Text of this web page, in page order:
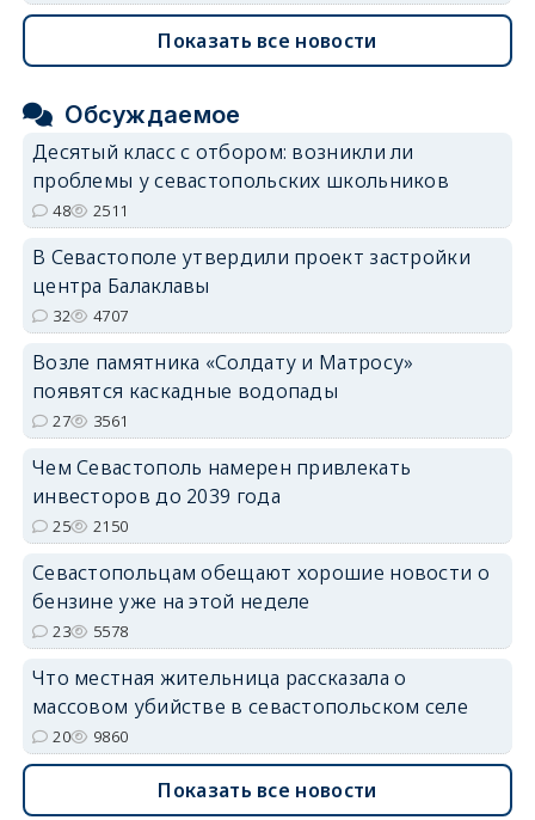
Показать все новости
Обсуждаемое
Десятый класс с отбором: возникли ли
проблемы у севастопольских школьников
48 2511
В Севастополе утвердили проект застройки
центра Балаклавы
32 4707
Возле памятника «Солдату и Матросу»
появятся каскадные водопады
27 3561
Чем Севастополь намерен привлекать
инвесторов до 2039 года
25 2150
Севастопольцам обещают хорошие новости о
бензине уже на этой неделе
23 5578
Что местная жительница рассказала о
массовом убийстве в севастопольском селе
20 9860
Показать все новости